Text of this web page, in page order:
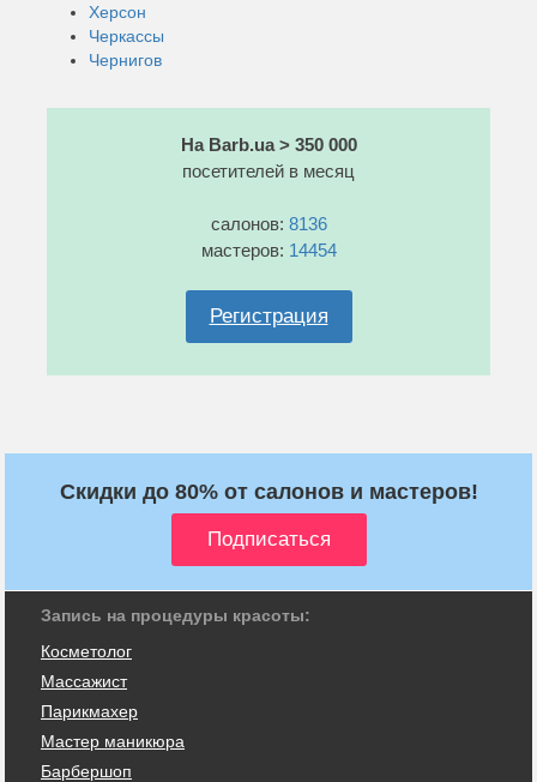
Херсон
Черкассы
Чернигов
На Barb.ua > 350 000
посетителей в месяц
салонов: 8136
мастеров: 14454
Регистрация
Скидки до 80% от салонов и мастеров!
Запись на процедуры красоты:
Косметолог
Массажист
Парикмахер
Мастер маникюра
Барбершоп